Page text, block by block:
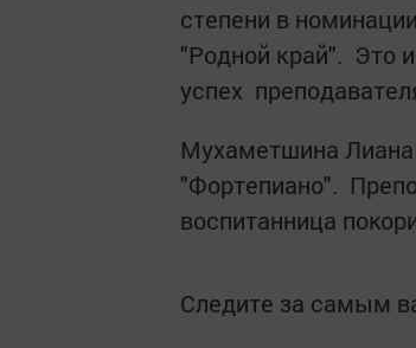
степени в
"Родной край". Это
успех
Мухаметшина
"Фортепиано".
воспитанница
Следите за самым